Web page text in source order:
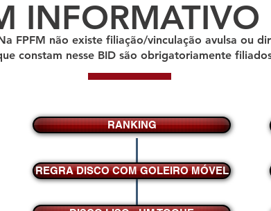
INFORMATIVO
FPFM não existe filiação/vinculação avulsa ou
constam nesse BID são obrigatoriamente
REGRA DISCO COM GOLEIRO MÓVEL
RANKING